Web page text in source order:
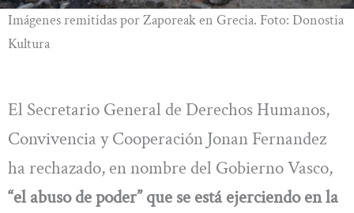
Imágenes remitidas por Zaporeak en Grecia. Foto: Donostia
Kultura
El Secretario General de Derechos Humanos,
Convivencia y Cooperación Jonan Fernandez
ha rechazado, en nombre del Gobierno Vasco,
“el abuso de poder” que se está ejerciendo en la